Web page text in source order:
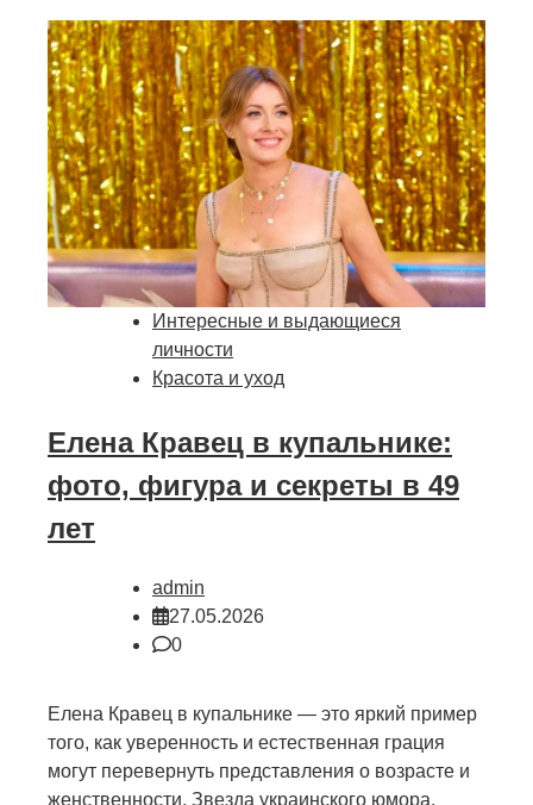
Интересные и выдающиеся
личности
Красота и уход
Елена Кравец в купальнике:
фото, фигура и секреты в 49
лет
admin
27.05.2026
0
Елена Кравец в купальнике — это яркий пример
того, как уверенность и естественная грация
могут перевернуть представления о возрасте и
женственности. Звезда украинского юмора,